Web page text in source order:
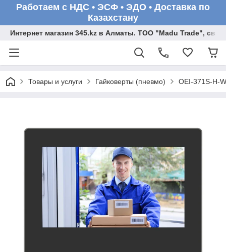
Работаем с НДС • ЭСФ • ЭДО • Доставка по
Казахстану
Интернет магазин 345.kz в Алматы. ТОО "Madu Trade",
Товары и услуги Гайковерты (пневмо) OEI-371S-H-